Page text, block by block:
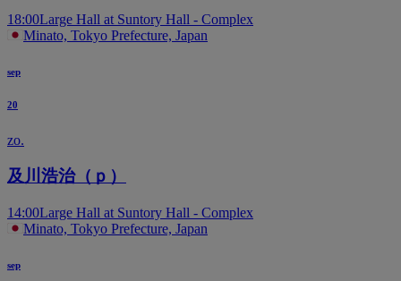
18:00Large Hall at Suntory Hall - Complex
Minato, Tokyo Prefecture, Japan
sep
20
zo.
及川浩治（ｐ）
14:00Large Hall at Suntory Hall - Complex
Minato, Tokyo Prefecture, Japan
sep